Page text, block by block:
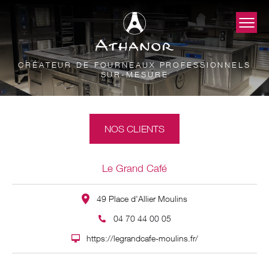
CRÉATEUR DE FOURNEAUX PROFESSIONNELS
SUR-MESURE
NOS CLIENTS
Le Grand Café
49 Place d'Allier Moulins
04 70 44 00 05
https://legrandcafe-moulins.fr/